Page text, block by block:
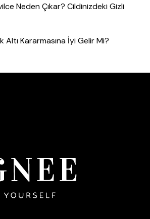
Neden Çıkar? Cildinizdeki Gizli
Altı Kararmasına İyi Gelir Mi?